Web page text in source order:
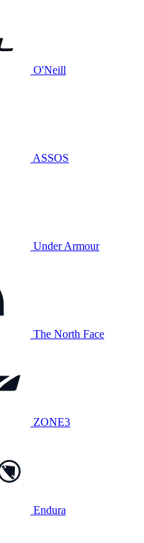
O'Neill
ASSOS
Under Armour
The North Face
ZONE3
Endura